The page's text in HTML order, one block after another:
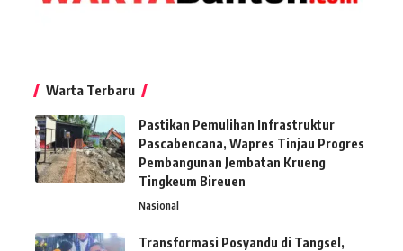
Warta Terbaru
Pastikan Pemulihan Infrastruktur
Pascabencana, Wapres Tinjau Progres
Pembangunan Jembatan Krueng
Tingkeum Bireuen
Nasional
Transformasi Posyandu di Tangsel,